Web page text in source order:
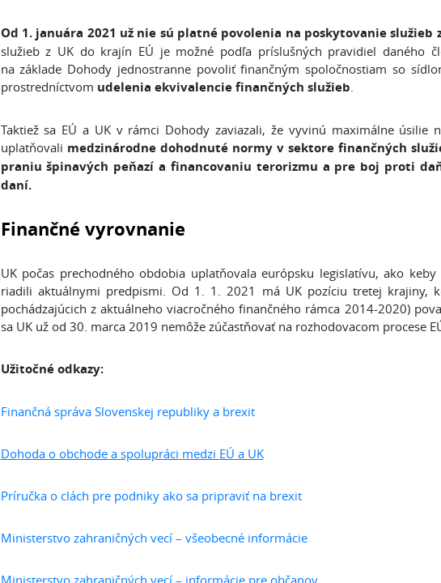
Od 1. januára 2021 už nie sú platné povolenia na poskytovanie služieb
služieb z UK do krajín EÚ je možné podľa príslušných pravidiel daného
na základe Dohody jednostranne povoliť finančným spoločnostiam so
prostredníctvom udelenia ekvivalencie finančných služieb.
Taktiež sa EÚ a UK v rámci Dohody zaviazali, že vyvinú maximálne úsilie
uplatňovali medzinárodne dohodnuté normy v sektore finančných
praniu špinavých peňazí a financovaniu terorizmu a pre boj proti
daní.
Finančné vyrovnanie
UK počas prechodného obdobia uplatňovala európsku legislatívu, ako
riadili aktuálnymi predpismi. Od 1. 1. 2021 má UK pozíciu tretej krajiny,
pochádzajúcich z aktuálneho viacročného finančného rámca 2014-2020)
sa UK už od 30. marca 2019 nemôže zúčastňovať na rozhodovacom procese
Užitočné odkazy:
Finančná správa Slovenskej republiky a brexit
Dohoda o obchode a spolupráci medzi EÚ a UK
Príručka o clách pre podniky ako sa pripraviť na brexit
Ministerstvo zahraničných vecí – všeobecné informácie
Ministerstvo zahraničných vecí – informácie pre občanov